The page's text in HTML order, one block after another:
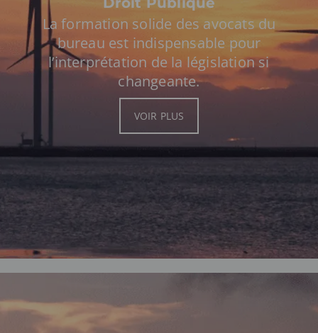
La formation solide des avocats du
bureau est indispensable pour
l’interprétation de la législation si
changeante.
VOIR PLUS